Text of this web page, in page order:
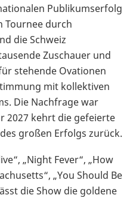
Publikumserfolg
Tournee durch
die Schweiz
Zuschauer und
stehende Ovationen
mit kollektiven
Die Nachfrage war
2027 kehrt die gefeierte
großen Erfolgs zurück.
„Night Fever“, „How
„You Should Be
die Show die goldene